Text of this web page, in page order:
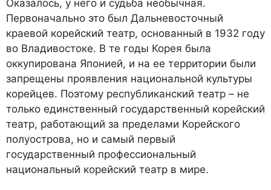
Оказалось, у него и судьба необычная.
Первоначально это был Дальневосточный
краевой корейский театр, основанный в 1932 году
во Владивостоке. В те годы Корея была
оккупирована Японией, и на ее территории были
запрещены проявления национальной культуры
корейцев. Поэтому республиканский театр – не
только единственный государственный корейский
театр, работающий за пределами Корейского
полуострова, но и самый первый
государственный профессиональный
национальный корейский театр в мире.